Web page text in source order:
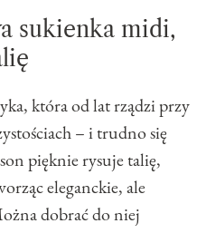
sukienka midi,
która od lat rządzi przy
– i trudno się
pięknie rysuje talię,
eleganckie, ale
dobrać do niej